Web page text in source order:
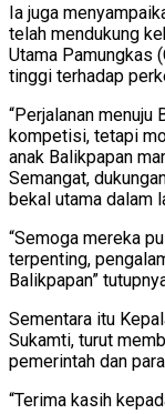
Ia juga
telah mendukung
Utama Pamungkas
tinggi terhadap
“Perjalanan menuju
kompetisi, tetapi
anak Balikpapan
Semangat,
bekal utama dalam
“Semoga mereka
terpenting,
Balikpapan”
Sementara itu
Sukamti, turut
pemerintah dan
“Terima kasih